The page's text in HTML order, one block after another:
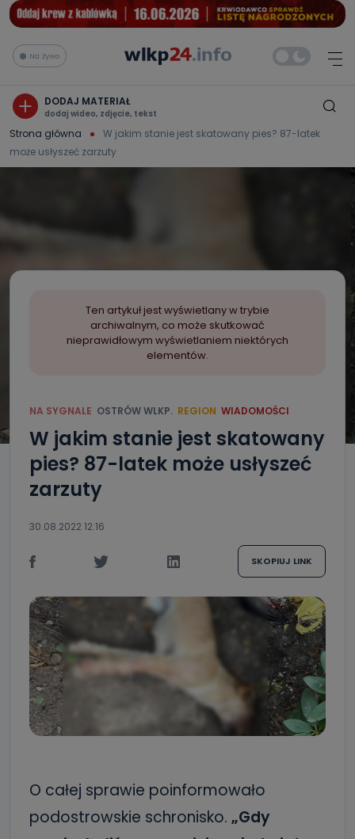
Na żywo
DODAJ MATERIAŁ
dodaj wideo, zdjęcie, tekst
Strona główna
W jakim stanie jest skatowany pies? 87-latek
może usłyszeć zarzuty
Ten artykuł jest wyświetlany w trybie
archiwalnym, co może skutkować
nieprawidłowym wyświetlaniem niektórych
elementów.
NA SYGNALE OSTRÓW WLKP. REGION WIADOMOŚCI
W jakim stanie jest skatowany
pies? 87-latek może usłyszeć
zarzuty
30.08.2022 12:16
SKOPIUJ LINK
O całej sprawie poinformowało
podostrowskie schronisko. „Gdy